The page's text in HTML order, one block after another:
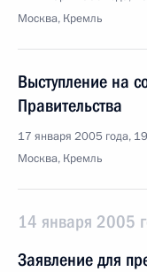
Москва, Кремль
Выступление на
Правительства
17 января 2005 года,
Москва, Кремль
14 января 2005
Заявление для